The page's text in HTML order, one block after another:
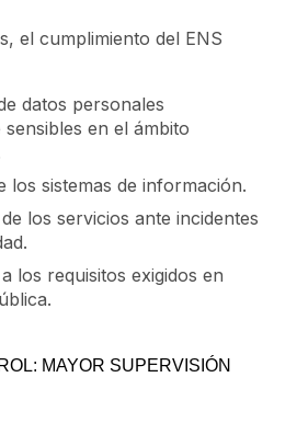
el cumplimiento del ENS
datos personales
sensibles en el ámbito
los sistemas de información.
los servicios ante incidentes
los requisitos exigidos en
MAYOR SUPERVISIÓN